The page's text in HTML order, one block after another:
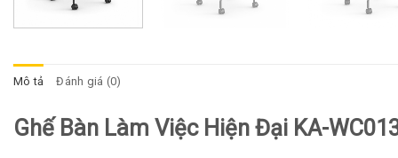
Mô tả Đánh giá (0)
Ghế Bàn Làm Việc Hiện Đại KA-